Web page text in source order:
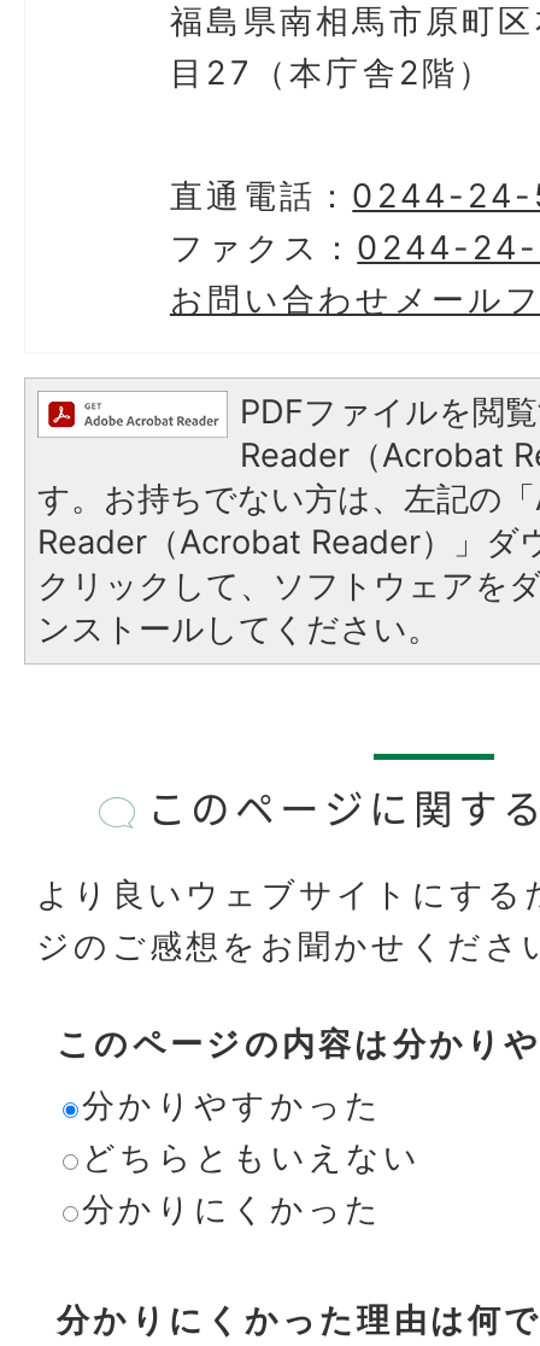
福島県南相馬市原町
目27（本庁舎2階）
直通電話： 0244-
ファクス： 0244-
お問い合わせメール
PDFファイルを閲
Reader（Acrobat
す。お持ちでない方は、左記の
Reader（Acrobat Reader）」ダ
クリックして、ソフトウェアを
ンストールしてください。
このページに関す
より良いウェブサイトにする
ジのご感想をお聞かせくださ
このページの内容は分かり
分かりやすかった
どちらともいえない
分かりにくかった
分かりにくかった理由は何